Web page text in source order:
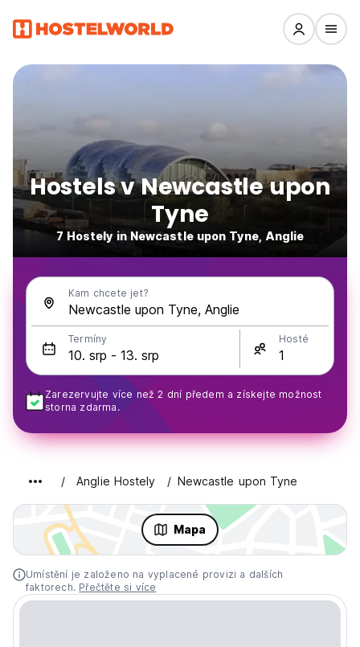
Hostels v Newcastle upon
Tyne
7 Hostely in Newcastle upon Tyne, Anglie
Kam chcete jet?
Termíny Hosté
Zarezervujte více než 2 dní předem a získejte možnost
storna zdarma.
Anglie Hostely Newcastle upon Tyne
Mapa
Umístění je založeno na vyplacené provizi a dalších
faktorech. Přečtěte si více